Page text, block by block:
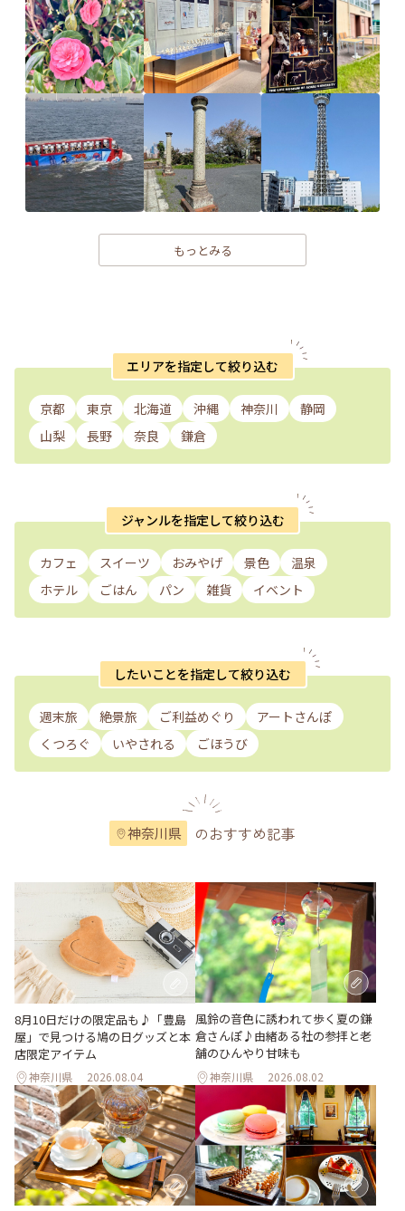
もっとみる
エリアを指定して絞り込む
京都 東京 北海道 沖縄 神奈川
静岡
山梨
長野 奈良 鎌倉
ジャンルを指定して絞り込む
カフェ スイーツ おみやげ 景色
温泉
ホテル
ごはん パン 雑貨 イベント
したいことを指定して絞り込む
週末旅 絶景旅 ご利益めぐり
アートさんぽ
くつろぐ
いやされる ごほうび
神奈川県 のおすすめ記事
8月10日だけの限定品も♪「豊島
屋」で見つける鳩の日グッズと本
店限定アイテム
神奈川県 2026.08.04
風鈴の音色に誘われて歩く夏の鎌
倉さんぽ♪由緒ある社の参拝と老
舗のひんやり甘味も
神奈川県 2026.08.02